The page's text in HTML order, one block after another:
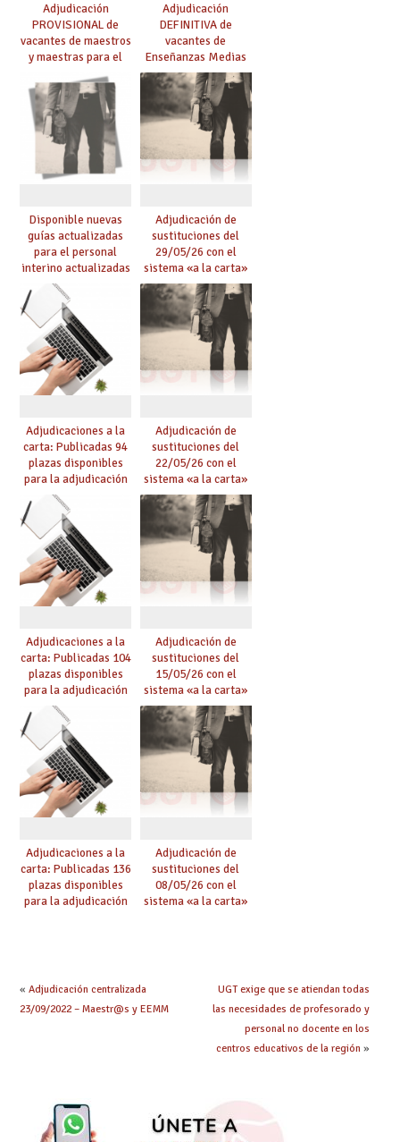
Adjudicación
PROVISIONAL de
vacantes de maestros
y maestras para el
curso 26-27
Adjudicación
DEFINITIVA de
vacantes de
Enseñanzas Medias
para el curso 26-27
Disponible nuevas
guías actualizadas
para el personal
interino actualizadas
para el curso 26/27
Adjudicación de
sustituciones del
29/05/26 con el
sistema «a la carta»
conseguido con el
Acuerdo de Mejoras
Adjudicaciones a la
carta: Publicadas 94
plazas disponibles
para la adjudicación
de mañana y abierto
plazo de solicitudes
Adjudicación de
sustituciones del
22/05/26 con el
sistema «a la carta»
conseguido con el
Acuerdo de Mejoras
Adjudicaciones a la
carta: Publicadas 104
plazas disponibles
para la adjudicación
de mañana y abierto
plazo de solicitudes
Adjudicación de
sustituciones del
15/05/26 con el
sistema «a la carta»
conseguido con el
Acuerdo de Mejoras
Adjudicaciones a la
carta: Publicadas 136
plazas disponibles
para la adjudicación
Adjudicación de
sustituciones del
08/05/26 con el
sistema «a la carta»
« Adjudicación centralizada
23/09/2022 – Maestr@s y EEMM
UGT exige que se atiendan todas
las necesidades de profesorado y
personal no docente en los
centros educativos de la región »